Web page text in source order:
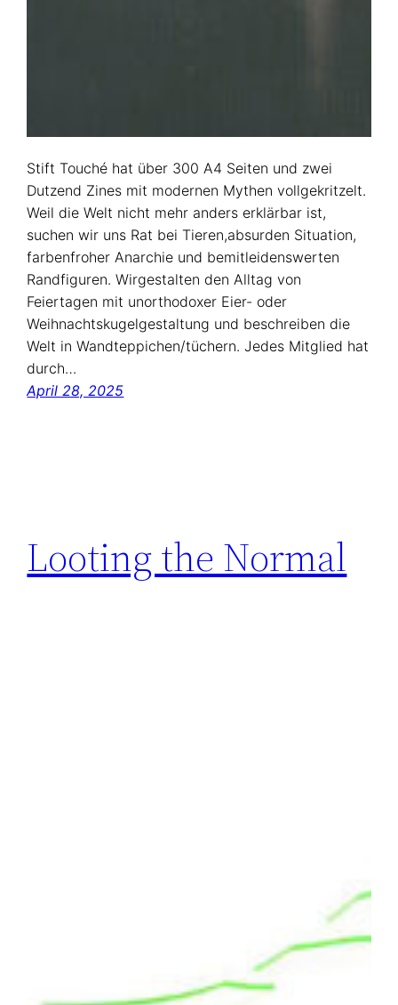
Stift Touché hat über 300 A4 Seiten und zwei
Dutzend Zines mit modernen Mythen vollgekritzelt.
Weil die Welt nicht mehr anders erklärbar ist,
suchen wir uns Rat bei Tieren,absurden Situation,
farbenfroher Anarchie und bemitleidenswerten
Randfiguren. Wirgestalten den Alltag von
Feiertagen mit unorthodoxer Eier- oder
Weihnachtskugelgestaltung und beschreiben die
Welt in Wandteppichen/tüchern. Jedes Mitglied hat
durch…
April 28, 2025
Looting the Normal